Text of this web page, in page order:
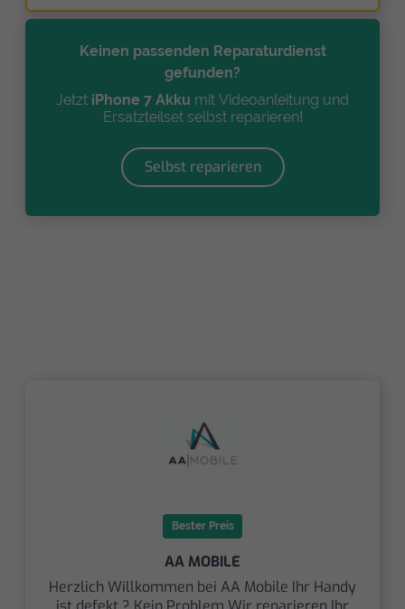
Keinen passenden Reparaturdienst
gefunden?
Jetzt iPhone 7 Akku mit Videoanleitung und
Ersatzteilset selbst reparieren!
Selbst reparieren
Bester Preis
AA MOBILE
Herzlich Willkommen bei AA Mobile Ihr Handy